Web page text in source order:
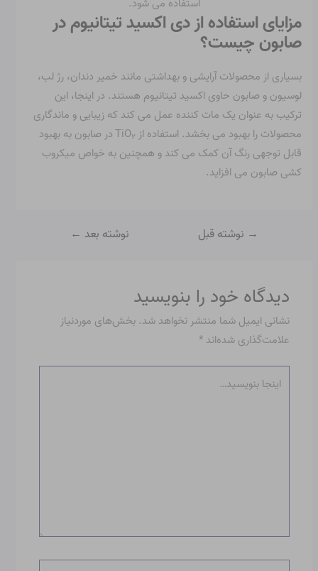
استفاده می شود.
مزایای استفاده از دی اکسید تیتانیوم در
صابون چیست؟
بسیاری از محصولات آرایشی و بهداشتی مانند خمیر دندان، رژ لب،
لوسیون و صابون حاوی اکسید تیتانیوم هستند. در اینجا، این
ترکیب به عنوان یک مات کننده عمل می کند که زیبایی و ماندگاری
محصولات را بهبود می بخشد. استفاده از TiO ۲
در صابون به بهبود
قابل توجهی رنگ آن کمک می کند و همچنین به خواص میکروب
کشی صابون می افزاید.
→ نوشته قبل نوشته بعد ←
دیدگاه‌ خود را بنویسید
نشانی ایمیل شما منتشر نخواهد شد. بخش‌های موردنیاز
علامت‌گذاری شده‌اند*
بنویسید…